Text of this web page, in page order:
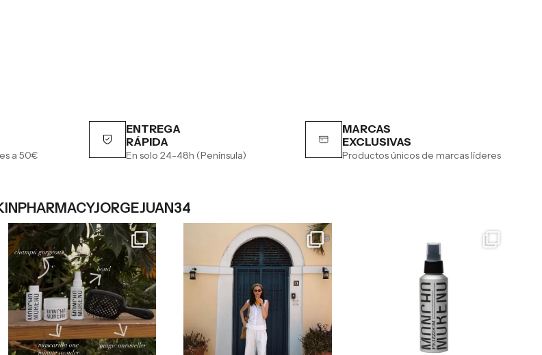
a 50€
ENTREGA
RÁPIDA
En solo 24-48h (Península)
MARCAS
EXCLUSIVAS
Productos únicos de marcas líderes